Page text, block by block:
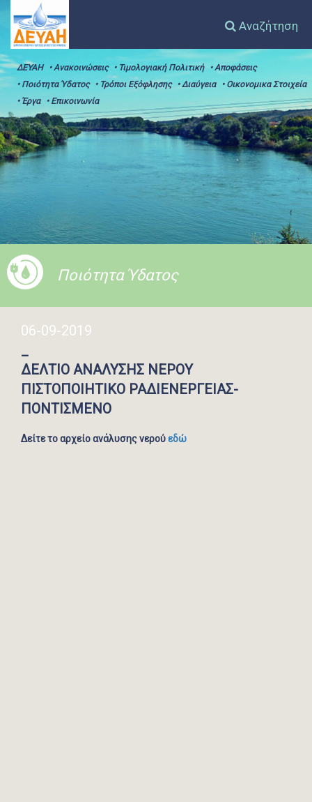
Αναζήτηση
ΔΕΥΑΗ • Ανακοινώσεις • Τιμολογιακή Πολιτική
• Αποφάσεις
• Ποιότητα Ύδατος
• Τρόποι Εξόφλησης • Διαύγεια
• Οικονομικα Στοιχεία
• Έργα
• Επικοινωνία
Ποιότητα Ύδατος
06-09-2019
_
ΔΕΛΤΙΟ ΑΝΑΛΥΣΗΣ ΝΕΡΟΥ
ΠΙΣΤΟΠΟΙΗΤΙΚΟ ΡΑΔΙΕΝΕΡΓΕΙΑΣ-
ΠΟΝΤΙΣΜΕΝΟ
Δείτε το αρχείο ανάλυσης νερούεδώ